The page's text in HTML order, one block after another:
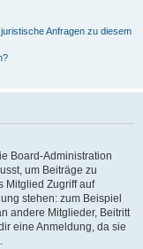
Anfragen zu diesem
Board-Administration
um Beiträge zu
Mitglied Zugriff auf
stehen: zum Beispiel
andere Mitglieder, Beitritt
eine Anmeldung, da sie